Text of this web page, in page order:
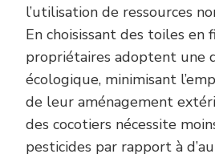
l’utilisation de ressources
En choisissant des toiles en
propriétaires adoptent une
écologique, minimisant
de leur aménagement
des cocotiers nécessite
pesticides par rapport à